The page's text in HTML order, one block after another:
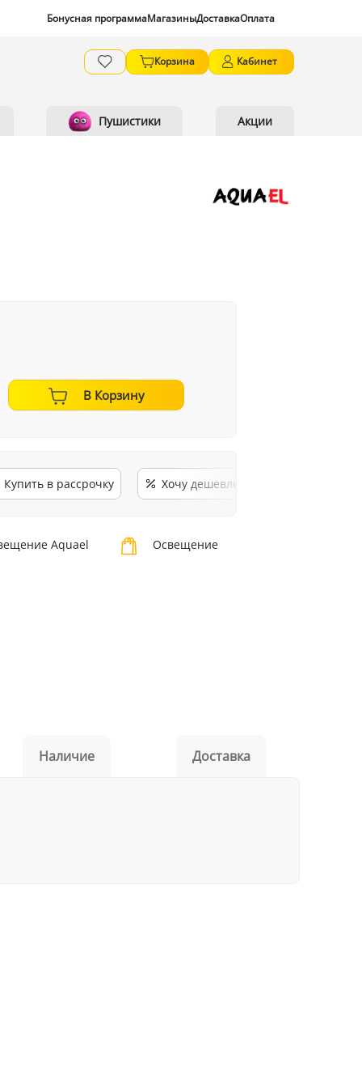
Бонусная программаМагазиныДоставкаОплата
Корзина Кабинет
Пушистики Акции
В Корзину
Купить в рассрочку Хочу дешевле
Aquael Освещение
Наличие Доставка